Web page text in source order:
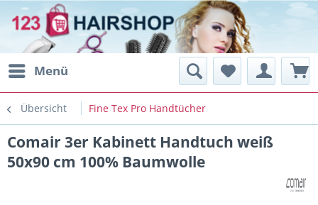
Menü
Übersicht Fine Tex Pro Handtücher
Comair 3er Kabinett Handtuch weiß
50x90 cm 100% Baumwolle